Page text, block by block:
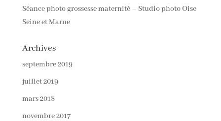
Séance photo grossesse maternité – Studio photo Oise
Seine et Marne
Archives
septembre 2019
juillet 2019
mars 2018
novembre 2017